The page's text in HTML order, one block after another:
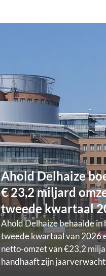
Ahold Delhaize
€ 23,2 miljard
tweede kwartaal
Ahold Delhaize behaalde in
tweede kwartaal van 2026
netto-omzet van €23,2
handhaaft zijn